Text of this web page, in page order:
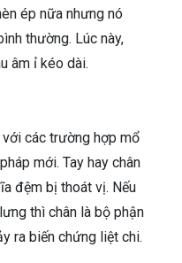
ép nữa nhưng nó
thường. Lúc này,
âm ỉ kéo dài.
các trường hợp mổ
mới. Tay hay chân
đệm bị thoát vị. Nếu
thì chân là bộ phận
ra biến chứng liệt chi.